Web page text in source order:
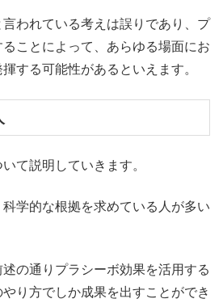
われている考えは誤りであり、プ
ことによって、あらゆる場面にお
する可能性があるといえます。
て説明していきます。
学的な根拠を求めている人が多い
の通りプラシーボ効果を活用する
り方でしか成果を出すことができ